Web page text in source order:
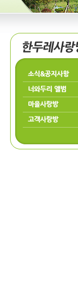
소식&공지사항
너와두리 앨범
마을사랑방
고객사랑방